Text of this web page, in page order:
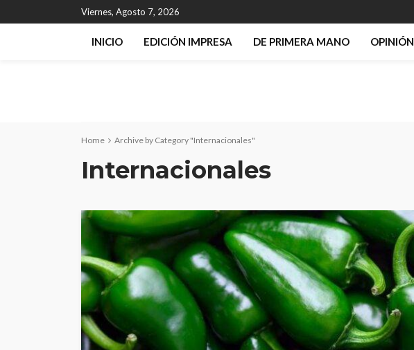
Viernes, Agosto 7, 2026
INICIO EDICIÓN IMPRESA DE PRIMERA MANO OPINIÓN
Home Archive by Category "Internacionales"
Internacionales